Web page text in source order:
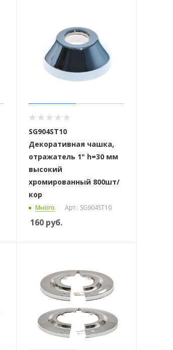
SG904ST10
Декоративная чашка,
отражатель 1" h=30 мм
высокий
хромированный 800шт/
кор
Много Арт.: SG904ST10
160руб.